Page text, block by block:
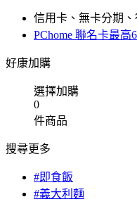
信用卡、無卡分期
PChome 聯名卡最高
好康加購
選擇加購
0
件商品
搜尋更多
#即食飯
#義大利麵